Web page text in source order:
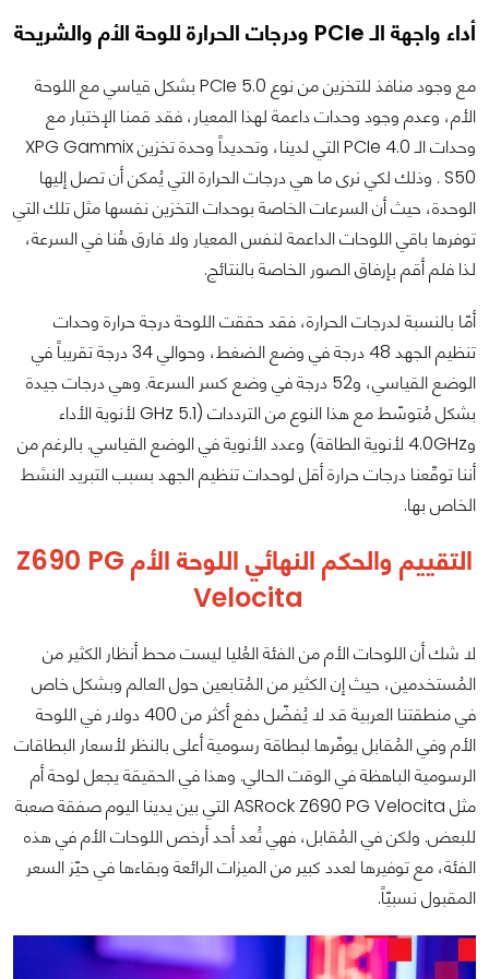
أداء واجهة الـ PCIe ودرجات الحرارة للوحة الأم والشريحة
مع وجود منافذ للتخزين من نوع 5.0 PCIe بشكل قياسي مع اللوحة
الأم، وعدم وجود وحدات داعمة لهذا المعيار، فقد قمنا الإختبار مع
وحدات الـ PCIe 4.0 التي لدينا، وتحديداً وحدة تخزين XPG Gammix
S50 . وذلك لكي نرى ما هي درجات الحرارة التي يُمكن أن تصل إليها
الوحدة، حيث أن السرعات الخاصة بوحدات التخزين نفسها مثل تلك التي
توفرها باقي اللوحات الداعمة لنفس المعيار ولا فارق هُنا في السرعة،
لذا فلم أقم بإرفاق الصور الخاصة بالنتائج.
أمّا بالنسبة لدرجات الحرارة، فقد حققت اللوحة درجة حرارة وحدات
تنظيم الجهد 48 درجة في وضع الضغط، وحوالي 34 درجة تقريباً في
الوضع القياسي، و52 درجة في وضع كسر السرعة. وهي درجات جيدة
بشكل مُتوسّط مع هذا النوع من الترددات (5.1 GHz لأنوية الأداء
و4.0GHz لأنوية الطاقة) وعدد الأنوية في الوضع القياسي. بالرغم من
أننا توقّعنا درجات حرارة أقل لوحدات تنظيم الجهد بسبب التبريد النشط
الخاص بها.
التقييم والحكم النهائي اللوحة الأم Z690 PG
Velocita
لا شك أن اللوحات الأم من الفئة العُليا ليست محط أنظار الكثير من
المُستخدمين، حيث إن الكثير من المُتابعين حول العالم وبشكل خاص
في منطقتنا العربية قد لا يُفضّل دفع أكثر من 400 دولار في اللوحة
الأم وفي المُقابل يوفّرها لبطاقة رسومية أعلى بالنظر لأسعار البطاقات
الرسومية الباهظة في الوقت الحالي. وهذا في الحقيقة يجعل لوحة أم
مثل ASRock Z690 PG Velocita التي بين يدينا اليوم صفقة صعبة
للبعض. ولكن في المُقابل، فهي تُعد أحد أرخص اللوحات الأم في هذه
الفئة، مع توفيرها لعدد كبير من الميزات الرائعة وبقاءها في حيّز السعر
المقبول نسبيّاً.